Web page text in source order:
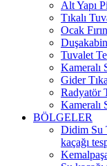
Alt Yapı
Tıkalı
Ocak
Tuvalet
Kameralı
Gider
Radyatör
Kameralı
BÖLGELER
Didim Su
kaçağı